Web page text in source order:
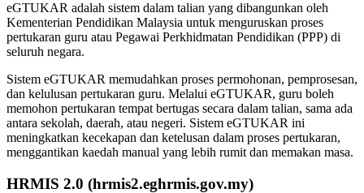
eGTUKAR adalah sistem dalam talian yang dibangunkan oleh
Kementerian Pendidikan Malaysia untuk menguruskan proses
pertukaran guru atau Pegawai Perkhidmatan Pendidikan (PPP) di
seluruh negara.
Sistem eGTUKAR memudahkan proses permohonan, pemprosesan,
dan kelulusan pertukaran guru. Melalui eGTUKAR, guru boleh
memohon pertukaran tempat bertugas secara dalam talian, sama ada
antara sekolah, daerah, atau negeri. Sistem eGTUKAR ini
meningkatkan kecekapan dan ketelusan dalam proses pertukaran,
menggantikan kaedah manual yang lebih rumit dan memakan masa.
HRMIS 2.0 (hrmis2.eghrmis.gov.my)